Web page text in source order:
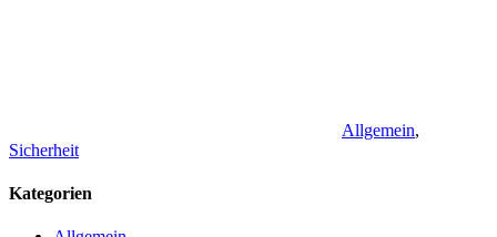
Allgemein,
Sicherheit
Kategorien